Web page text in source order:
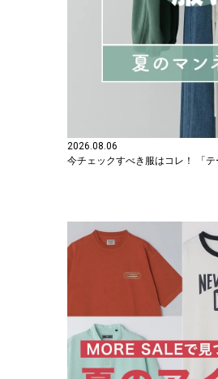
2026.08.06
今チェックすべき服はコレ！ 「